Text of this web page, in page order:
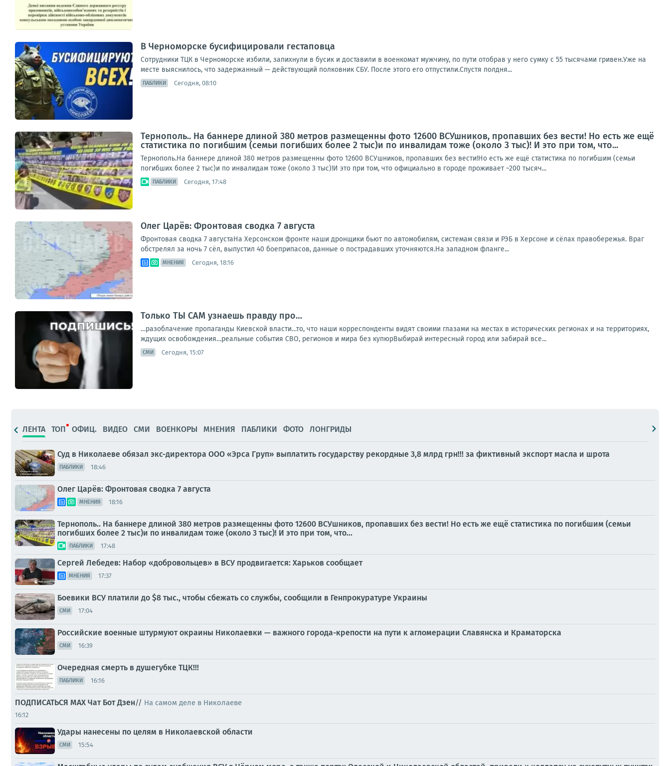
В Черноморске бусифицировали гестаповца
Сотрудники ТЦК в Черноморске избили, запихнули в бусик и доставили в военкомат мужчину, по пути отобрав у него сумку с 55 тысячами гривен.Уже на
месте выяснилось, что задержанный — действующий полковник СБУ. После этого его отпустили.Спустя полдня...
ПАБЛИКИ Сегодня, 08:10
Тернополь.. На баннере длиной 380 метров размещенны фото 12600 ВСУшников, пропавших без вести! Но есть же ещё
статистика по погибшим (семьи погибших более 2 тыс)и по инвалидам тоже (около 3 тыс)! И это при том, что...
Тернополь.На баннере длиной 380 метров размещенны фото 12600 ВСУшников, пропавших без вести!Но есть же ещё статистика по погибшим (семьи
погибших более 2 тыс)и по инвалидам тоже (около 3 тыс)!И это при том, что официально в городе проживает ~200 тысяч...
ПАБЛИКИ Сегодня, 17:48
Олег Царёв: Фронтовая сводка 7 августа
Фронтовая сводка 7 августаНа Херсонском фронте наши дронщики бьют по автомобилям, системам связи и РЭБ в Херсоне и сёлах правобережья. Враг
обстрелял за ночь 7 сёл, выпустил 40 боеприпасов, данные о пострадавших уточняются.На западном фланге...
МНЕНИЯ Сегодня, 18:16
Только ТЫ САМ узнаешь правду про…
…разоблачение пропаганды Киевской власти…то, что наши корреспонденты видят своими глазами на местах в исторических регионах и на территориях,
ждущих освобождения…реальные события СВО, регионов и мира без купюрВыбирай интересный город или забирай все...
СМИ Сегодня, 15:07
ЛЕНТА ТОП ОФИЦ. ВИДЕО СМИ ВОЕНКОРЫ МНЕНИЯ ПАБЛИКИ ФОТО ЛОНГРИДЫ
Суд в Николаеве обязал экс-директора ООО «Эрса Груп» выплатить государству рекордные 3,8 млрд грн!!! за фиктивный экспорт масла и шрота
ПАБЛИКИ 18:46
Олег Царёв: Фронтовая сводка 7 августа
МНЕНИЯ 18:16
Тернополь.. На баннере длиной 380 метров размещенны фото 12600 ВСУшников, пропавших без вести! Но есть же ещё статистика по погибшим (семьи
погибших более 2 тыс)и по инвалидам тоже (около 3 тыс)! И это при том, что...
ПАБЛИКИ 17:48
Сергей Лебедев: Набор «добровольцев» в ВСУ продвигается: Харьков сообщает
МНЕНИЯ 17:37
Боевики ВСУ платили до $8 тыс., чтобы сбежать со службы, сообщили в Генпрокуратуре Украины
СМИ 17:04
Российские военные штурмуют окраины Николаевки — важного города-крепости на пути к агломерации Славянска и Краматорска
СМИ 16:39
Очередная смерть в душегубке ТЦК!!!
ПАБЛИКИ 16:16
ПОДПИСАТЬСЯ МАХ Чат Бот Дзен// На самом деле в Николаеве
16:12
Удары нанесены по целям в Николаевской области
СМИ 15:54